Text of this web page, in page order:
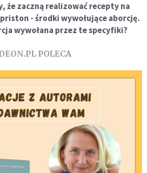
że zaczną realizować recepty na
- środki wywołujące aborcję.
wywołana przez te specyfiki?
POLECA